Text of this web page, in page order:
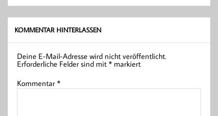
KOMMENTAR HINTERLASSEN
Deine E-Mail-Adresse wird nicht veröffentlicht.
Erforderliche Felder sind mit* markiert
Kommentar*